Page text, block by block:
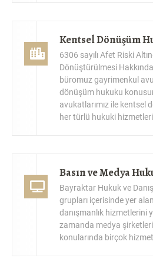
6306 sayılı Afet Riski
Dönüştürülmesi
büromuz gayrimenkul
dönüşüm hukuku
avukatlarımız ile kentsel
her türlü hukuki
Bayraktar Hukuk ve
grupları içerisinde yer
danışmanlık hizmetlerini
zamanda medya şirketleri
konularında birçok